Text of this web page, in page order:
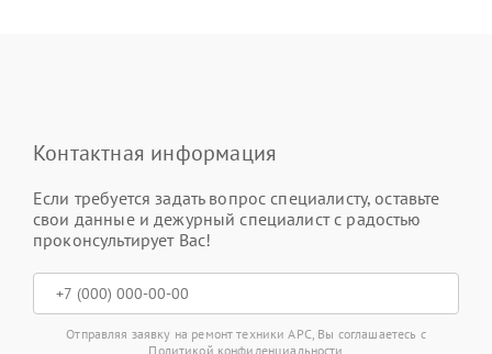
Контактная информация
Если требуется задать вопрос специалисту, оставьте
свои данные и дежурный специалист с радостью
проконсультирует Вас!
Отправляя заявку на ремонт техники APC, Вы соглашаетесь с
Политикой конфиденциальности